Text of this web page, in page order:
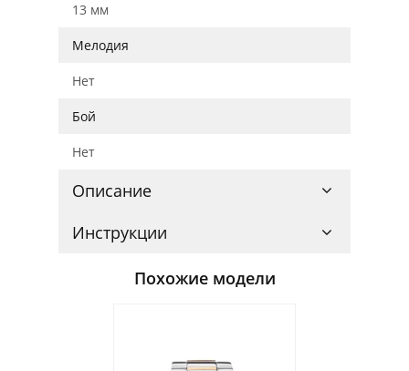
13 мм
Мелодия
Нет
Бой
Нет
Описание
Инструкции
Похожие модели